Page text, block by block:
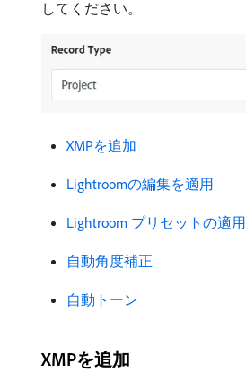
してください。
XMPを追加
Lightroomの編集を適用
Lightroom プリセットの適用
自動角度補正
自動トーン
XMPを追加